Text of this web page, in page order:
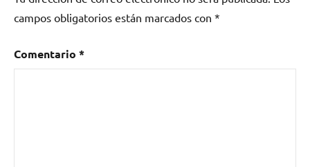
campos obligatorios están marcados con *
Comentario *